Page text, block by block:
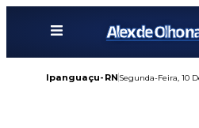
Alex de Olho
Ipanguaçu-RN Segunda-Feira, 10